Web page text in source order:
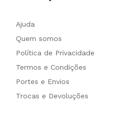
Ajuda
Quem somos
Política de Privacidade
Termos e Condições
Portes e Envios
Trocas e Devoluções